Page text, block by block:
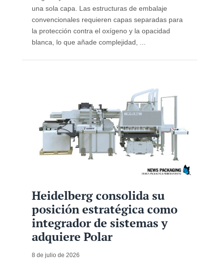
una sola capa. Las estructuras de embalaje
convencionales requieren capas separadas para
la protección contra el oxígeno y la opacidad
blanca, lo que añade complejidad, ...
Heidelberg consolida su
posición estratégica como
integrador de sistemas y
adquiere Polar
8 de julio de 2026